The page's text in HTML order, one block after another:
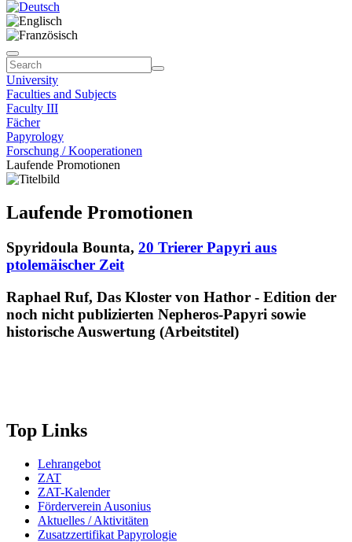
University
Faculties and Subjects
Faculty III
Fächer
Papyrology
Forschung / Kooperationen
Laufende Promotionen
Laufende Promotionen
Spyridoula Bounta, 20 Trierer Papyri aus
ptolemäischer Zeit
Raphael Ruf, Das Kloster von Hathor - Edition der
noch nicht publizierten Nepheros-Papyri sowie
historische Auswertung (Arbeitstitel)
Top Links
Lehrangebot
ZAT
ZAT-Kalender
Förderverein Ausonius
Aktuelles / Aktivitäten
Zusatzzertifikat Papyrologie